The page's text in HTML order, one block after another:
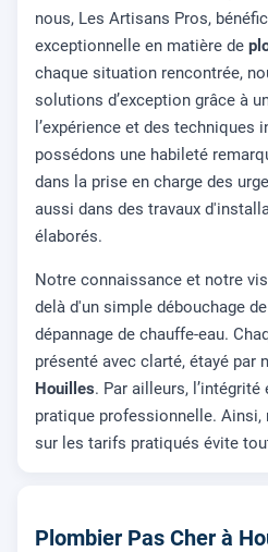
nous, Les Artisans Pros,
exceptionnelle en matière de
chaque situation rencontrée,
solutions d’exception grâce à
l’expérience et des techniques
possédons une habileté
dans la prise en charge des
aussi dans des travaux
élaborés.
Notre connaissance et notre
delà d'un simple débouchage
dépannage de chauffe-eau.
présenté avec clarté, étayé par
Houilles. Par ailleurs,
pratique professionnelle.
sur les tarifs pratiqués évite
Plombier Pas Cher à